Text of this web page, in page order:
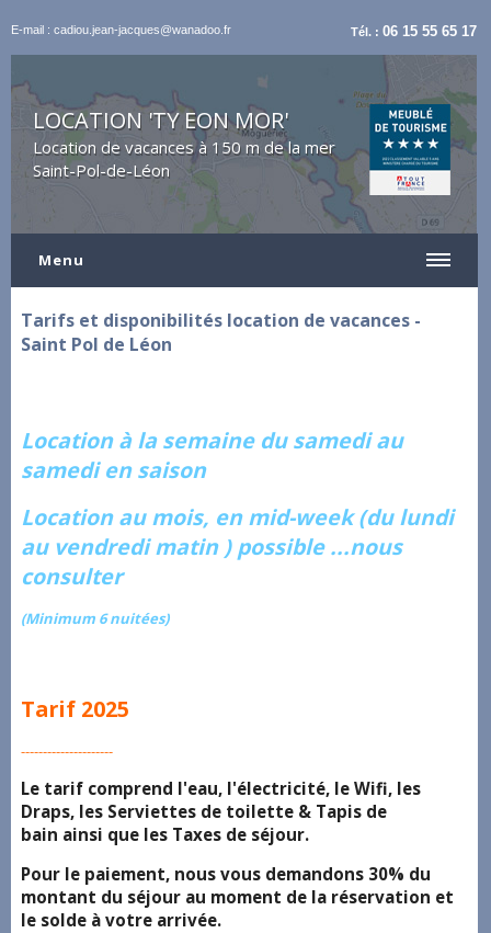
E-mail : cadiou.jean-jacques@wanadoo.fr Tél. :06 15 55 65 17
LOCATION 'TY EON MOR'
Location de vacances à 150 m de la mer
Saint-Pol-de-Léon
Menu
Tarifs et disponibilités location de vacances -
Saint Pol de Léon
Location à la semaine du samedi au
samedi en saison
Location au mois, en mid-week (du lundi
au vendredi matin ) possible ...nous
consulter
(Minimum 6 nuitées)
Tarif 2025
---------------------
Le tarif comprend l'eau, l'électricité, le Wifi, les
Draps, les Serviettes de toilette & Tapis de
bain ainsi que les Taxes de séjour.
Pour le paiement, nous vous demandons 30% du
montant du séjour au moment de la réservation et
le solde à votre arrivée.